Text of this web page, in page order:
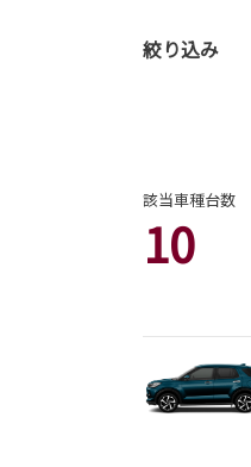
絞り込み
該当車種台数
10